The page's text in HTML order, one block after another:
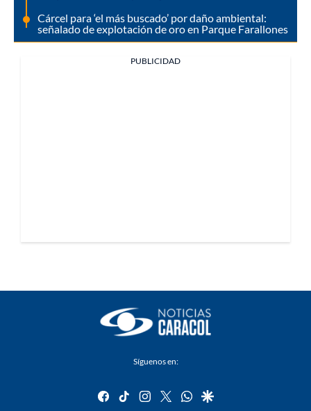
Cárcel para ‘el más buscado’ por daño ambiental:
señalado de explotación de oro en Parque Farallones
PUBLICIDAD
Síguenos en:
facebook
tiktok instagram
twitterwhatsapp
google